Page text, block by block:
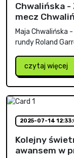
Chwalińska -
mecz
Maja Chwalińska
rundy Roland
czytaj więcej
2025-07-14
Kolejny
awansem w